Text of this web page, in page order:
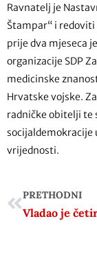
Ravnatelj je
Štampar“ i
prije dva mjeseca
organizacije SDP
medicinske
Hrvatske vojske.
radničke obitelji te
socijaldemokracije
vrijednosti.
PRETHODNI